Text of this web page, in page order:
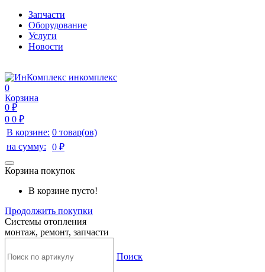
Запчасти
Оборудование
Услуги
Новости
инкомплекс
0
Корзина
0 ₽
0 0 ₽
В корзине: 0 товар(ов)
на сумму:
0 ₽
Корзина покупок
В корзине пусто!
Продолжить покупки
Системы отопления
монтаж, ремонт, запчасти
Поиск